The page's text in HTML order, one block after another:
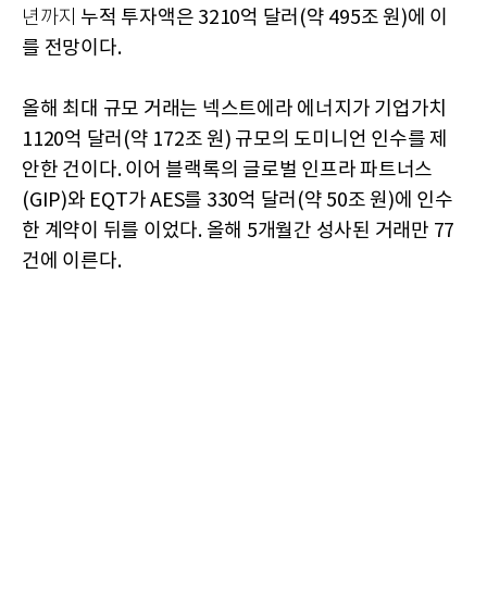
년까지 누적 투자액은 3210억 달러(약 495조 원)에 이
를 전망이다.
올해 최대 규모 거래는 넥스트에라 에너지가 기업가치
1120억 달러(약 172조 원) 규모의 도미니언 인수를 제
안한 건이다. 이어 블랙록의 글로벌 인프라 파트너스
(GIP)와 EQT가 AES를 330억 달러(약 50조 원)에 인수
한 계약이 뒤를 이었다. 올해 5개월간 성사된 거래만 77
건에 이른다.